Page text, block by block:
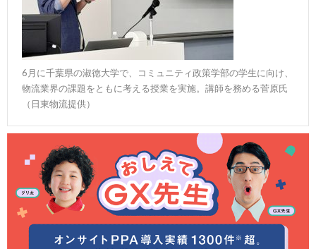
6月に千葉県の淑徳大学で、コミュニティ政策学部の学生に向け、
物流業界の課題をともに考える授業を実施。講師を務める菅原氏
（日東物流提供）